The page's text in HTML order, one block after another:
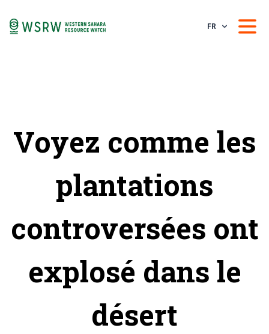
FR
Voyez comme les
plantations
controversées ont
explosé dans le
désert